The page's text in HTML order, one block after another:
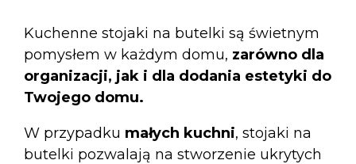
Kuchenne stojaki na butelki są świetnym
pomysłem w każdym domu, zarówno dla
organizacji, jak i dla dodania estetyki do
Twojego domu.
W przypadku małych kuchni, stojaki na
butelki pozwalają na stworzenie ukrytych